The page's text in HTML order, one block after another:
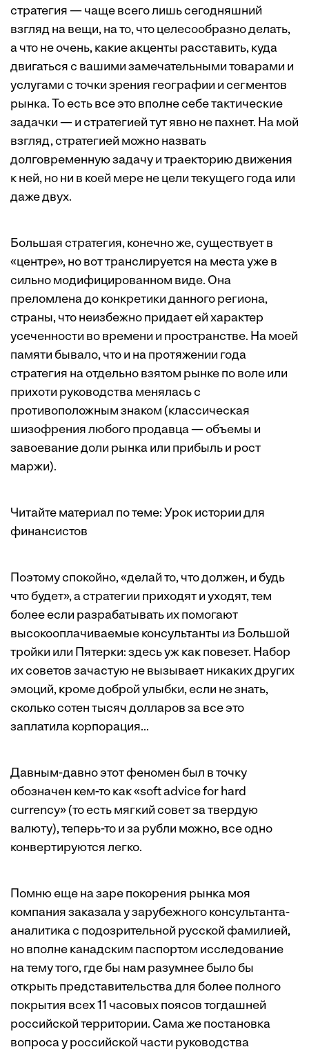
стратегия — чаще всего лишь сегодняшний
взгляд на вещи, на то, что целесообразно делать,
а что не очень, какие акценты расставить, куда
двигаться с вашими замечательными товарами и
услугами с точки зрения географии и сегментов
рынка. То есть все это вполне себе тактические
задачки — и стратегией тут явно не пахнет. На мой
взгляд, стратегией можно назвать
долговременную задачу и траекторию движения
к ней, но ни в коей мере не цели текущего года или
даже двух.
Большая стратегия, конечно же, существует в
«центре», но вот транслируется на места уже в
сильно модифицированном виде. Она
преломлена до конкретики данного региона,
страны, что неизбежно придает ей характер
усеченности во времени и пространстве. На моей
памяти бывало, что и на протяжении года
стратегия на отдельно взятом рынке по воле или
прихоти руководства менялась с
противоположным знаком (классическая
шизофрения любого продавца — объемы и
завоевание доли рынка или прибыль и рост
маржи).
Читайте материал по теме: Урок истории для
финансистов
Поэтому спокойно, «делай то, что должен, и будь
что будет», а стратегии приходят и уходят, тем
более если разрабатывать их помогают
высокооплачиваемые консультанты из Большой
тройки или Пятерки: здесь уж как повезет. Набор
их советов зачастую не вызывает никаких других
эмоций, кроме доброй улыбки, если не знать,
сколько сотен тысяч долларов за все это
заплатила корпорация...
Давным-давно этот феномен был в точку
обозначен кем-то как «soft advice for hard
currency» (то есть мягкий совет за твердую
валюту), теперь-то и за рубли можно, все одно
конвертируются легко.
Помню еще на заре покорения рынка моя
компания заказала у зарубежного консультанта-
аналитика с подозрительной русской фамилией,
но вполне канадским паспортом исследование
на тему того, где бы нам разумнее было бы
открыть представительства для более полного
покрытия всех 11 часовых поясов тогдашней
российской территории. Сама же постановка
вопроса у российской части руководства